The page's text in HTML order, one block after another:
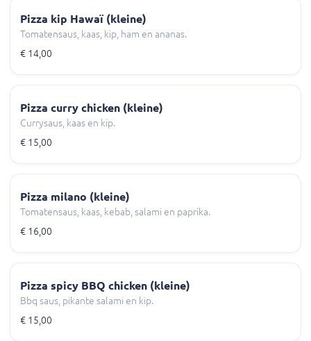
Pizza kip Hawaï (kleine)
Tomatensaus, kaas, kip, ham en ananas.
€ 14,00
Pizza curry chicken (kleine)
Currysaus, kaas en kip.
€ 15,00
Pizza milano (kleine)
Tomatensaus, kaas, kebab, salami en paprika.
€ 16,00
Pizza spicy BBQ chicken (kleine)
Bbq saus, pikante salami en kip.
€ 15,00